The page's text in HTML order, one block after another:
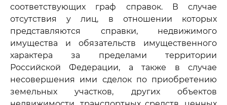
соответствующих граф справок. В случае
отсутствия у лиц, в отношении которых
представляются справки, недвижимого
имущества и обязательств имущественного
характера за пределами территории
Российской Федерации, а также в случае
несовершения ими сделок по приобретению
земельных участков, других объектов